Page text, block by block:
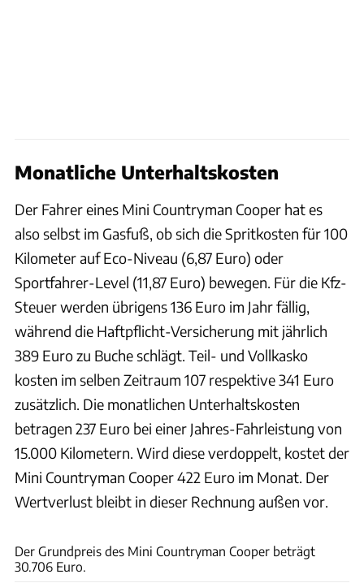
Monatliche Unterhaltskosten
Der Fahrer eines Mini Countryman Cooper hat es
also selbst im Gasfuß, ob sich die Spritkosten für 100
Kilometer auf Eco-Niveau (6,87 Euro) oder
Sportfahrer-Level (11,87 Euro) bewegen. Für die Kfz-
Steuer werden übrigens 136 Euro im Jahr fällig,
während die Haftpflicht-Versicherung mit jährlich
389 Euro zu Buche schlägt. Teil- und Vollkasko
kosten im selben Zeitraum 107 respektive 341 Euro
zusätzlich. Die monatlichen Unterhaltskosten
betragen 237 Euro bei einer Jahres-Fahrleistung von
15.000 Kilometern. Wird diese verdoppelt, kostet der
Mini Countryman Cooper 422 Euro im Monat. Der
Wertverlust bleibt in dieser Rechnung außen vor.
Der Grundpreis des Mini Countryman Cooper beträgt
30.706 Euro.